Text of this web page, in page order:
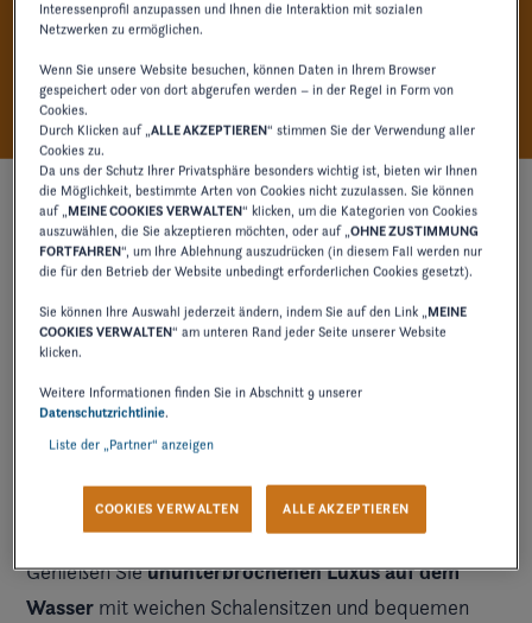
ENTSPANNEN SIE IM LUXUS
Genießen Sieununterbrochenen Luxus auf dem
Wasser mit weichen Schalensitzen und bequemen
Interessenprofil anzupassen und Ihnen die Interaktion mit sozialen
Netzwerken zu ermöglichen.
Wenn Sie unsere Website besuchen, können Daten in Ihrem Browser
gespeichert oder von dort abgerufen werden – in der Regel in Form von
Cookies.
Durch Klicken auf „ALLE AKZEPTIEREN“ stimmen Sie der Verwendung aller
Cookies zu.
Da uns der Schutz Ihrer Privatsphäre besonders wichtig ist, bieten wir Ihnen
die Möglichkeit, bestimmte Arten von Cookies nicht zuzulassen. Sie können
auf „MEINE COOKIES VERWALTEN“ klicken, um die Kategorien von Cookies
auszuwählen, die Sie akzeptieren möchten, oder auf „OHNE ZUSTIMMUNG
FORTFAHREN“, um Ihre Ablehnung auszudrücken (in diesem Fall werden nur
die für den Betrieb der Website unbedingt erforderlichen Cookies gesetzt).
Sie können Ihre Auswahl jederzeit ändern, indem Sie auf den Link „MEINE
COOKIES VERWALTEN“ am unteren Rand jeder Seite unserer Website
klicken.
Weitere Informationen finden Sie in Abschnitt 9 unserer
Datenschutzrichtlinie.
Liste der „Partner“ anzeigen
COOKIES VERWALTEN ALLE AKZEPTIEREN